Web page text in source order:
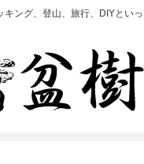
ング、登山、旅行、DIYといっ